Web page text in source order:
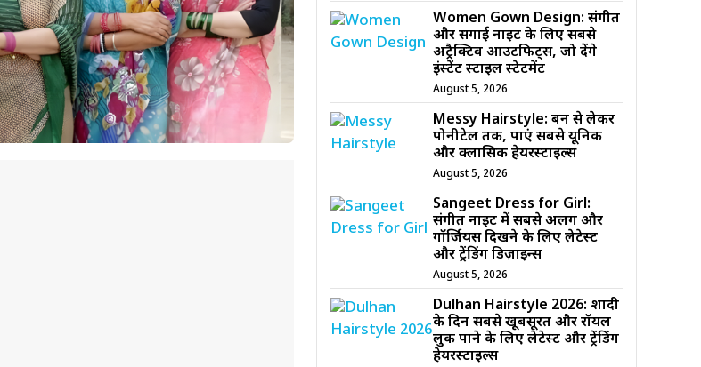
Women Gown Design: संगीत
और सगाई नाइट के लिए सबसे
अट्रैक्टिव आउटफिट्स, जो देंगे
इंस्टेंट स्टाइल स्टेटमेंट
August 5, 2026
Messy Hairstyle: बन से लेकर
पोनीटेल तक, पाएं सबसे यूनिक
और क्लासिक हेयरस्टाइल्स
August 5, 2026
Sangeet Dress for Girl:
संगीत नाइट में सबसे अलग और
गॉर्जियस दिखने के लिए लेटेस्ट
और ट्रेंडिंग डिज़ाइन्स
August 5, 2026
Dulhan Hairstyle 2026: शादी
के दिन सबसे खूबसूरत और रॉयल
लुक पाने के लिए लेटेस्ट और ट्रेंडिंग
हेयरस्टाइल्स